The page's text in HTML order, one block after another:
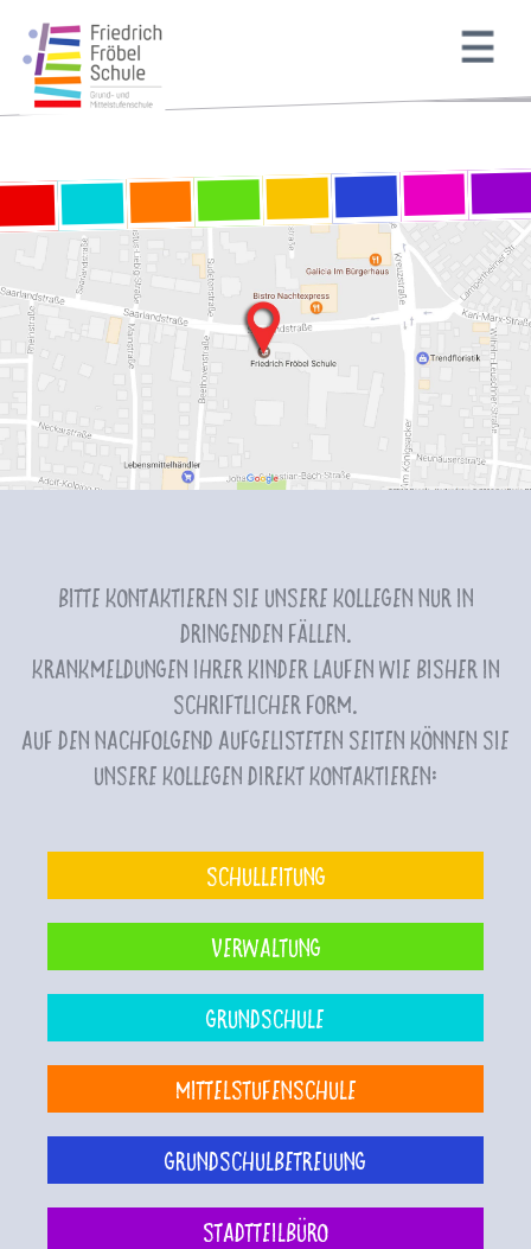
Bitte kontaktieren Sie unsere Kollegen nur in
dringenden Fällen.
Krankmeldungen Ihrer Kinder laufen wie bisher in
schriftlicher Form.
Auf den nachfolgend aufgelisteten Seiten können Sie
unsere Kollegen direkt kontaktieren:
Schulleitung
Verwaltung
Grundschule
Mittelstufenschule
Grundschulbetreuung
Stadtteilbüro